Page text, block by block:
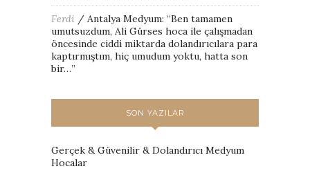
Ferdi / Antalya Medyum: “Ben tamamen
umutsuzdum, Ali Gürses hoca ile çalışmadan
öncesinde ciddi miktarda dolandırıcılara para
kaptırmıştım, hiç umudum yoktu, hatta son
bir…”
SON YAZILAR
Gerçek & Güvenilir & Dolandırıcı Medyum
Hocalar